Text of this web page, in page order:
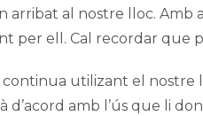
arribat al nostre lloc. Amb
per ell. Cal recordar que
continua utilizant el nostre
d’acord amb l’ús que li